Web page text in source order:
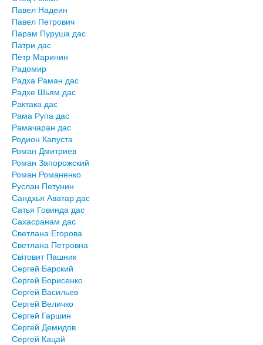
Павел Надеин
Павел Петрович
Парам Пуруша дас
Патри дас
Пётр Маринин
Радомир
Радха Раман дас
Радхе Шьям дас
Рактака дас
Рама Рупа дас
Рамачаран дас
Родион Капуста
Роман Дмитриев
Роман Запорожский
Роман Романенко
Руслан Петунин
Сандхья Аватар дас
Сатья Говинда дас
Сахасранам дас
Светлана Егорова
Светлана Петровна
Світовит Пашник
Сергей Барский
Сергей Борисенко
Сергей Васильев
Сергей Величко
Сергей Гаршин
Сергей Демидов
Сергей Кацай